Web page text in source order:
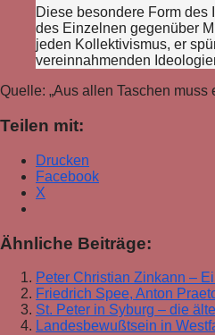
Diese besondere Form
des Einzelnen gegenüber
jeden Kollektivismus, er
vereinnahmenden
Quelle: „Aus allen Taschen
Teilen mit:
Drucken
Facebook
X
Ähnliche Beiträge:
Peter Christian Zinkann –
Friedrich Spee, Anton
St. Peter in Syburg – die
Landesbewußtsein in